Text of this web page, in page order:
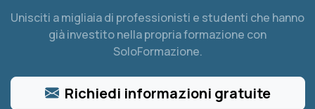
Unisciti a migliaia di professionisti e studenti che hanno
già investito nella propria formazione con
SoloFormazione.
Richiedi informazioni gratuite